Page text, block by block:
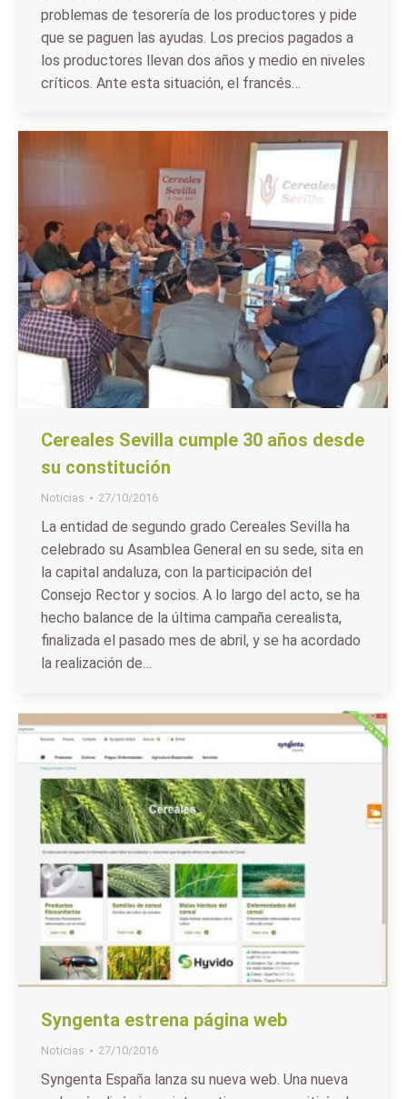
problemas de tesorería de los productores y pide
que se paguen las ayudas. Los precios pagados a
los productores llevan dos años y medio en niveles
críticos. Ante esta situación, el francés…
Cereales Sevilla cumple 30 años desde
su constitución
Noticias 27/10/2016
La entidad de segundo grado Cereales Sevilla ha
celebrado su Asamblea General en su sede, sita en
la capital andaluza, con la participación del
Consejo Rector y socios. A lo largo del acto, se ha
hecho balance de la última campaña cerealista,
finalizada el pasado mes de abril, y se ha acordado
la realización de…
Syngenta estrena página web
Noticias 27/10/2016
Syngenta España lanza su nueva web. Una nueva